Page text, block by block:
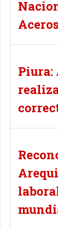
Piura: